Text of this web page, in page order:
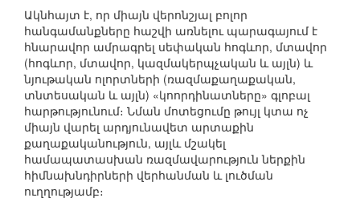
Ակնհայտ է, որ միայն վերոնշյալ բոլոր
հանգամանքները հաշվի առնելու պարագայում է
հնարավոր ամրագրել սեփական հոգևոր, մտավոր
(հոգևոր, մտավոր, կազմակերպչական և այլն) և
նյութական ոլորտների (ռազմաքաղաքական,
տնտեսական և այլն) «կոորդինատները» գլոբալ
հարթությունում։ Նման մոտեցումը թույլ կտա ոչ
միայն վարել արդյունավետ արտաքին
քաղաքականություն, այլև մշակել
համապատասխան ռազմավարություն ներքին
հիմնախնդիրների վերհանման և լուծման
ուղղությամբ։